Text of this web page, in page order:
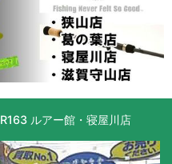
R163 ルアー館・寝屋川店